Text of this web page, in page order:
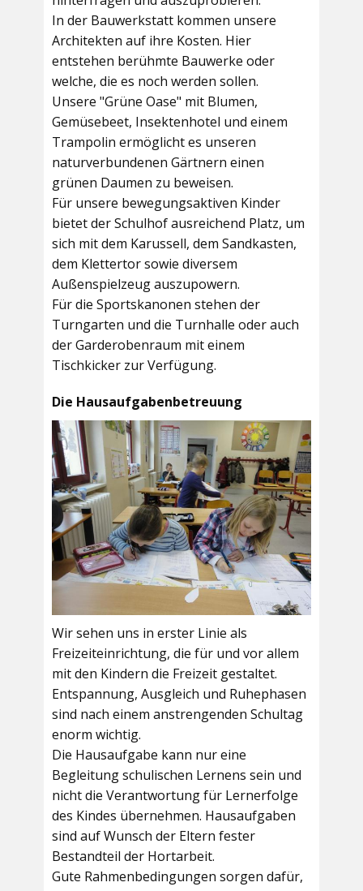
In der Bauwerkstatt kommen unsere
Architekten auf ihre Kosten. Hier
entstehen berühmte Bauwerke oder
welche, die es noch werden sollen.
Unsere "Grüne Oase" mit Blumen,
Gemüsebeet, Insektenhotel und einem
Trampolin ermöglicht es unseren
naturverbundenen Gärtnern einen
grünen Daumen zu beweisen.
Für unsere bewegungsaktiven Kinder
bietet derSchulhofausreichend Platz, um
sich mit dem Karussell, dem Sandkasten,
dem Klettertor sowie diversem
Außenspielzeug auszupowern.
Für die Sportskanonen stehen der
Turngarten und die Turnhalle oder auch
derGarderobenraum mit einem
Tischkicker zur Verfügung.
Die Hausaufgabenbetreuung
Wir sehen uns in erster Linie als
Freizeiteinrichtung, die für und vor allem
mit den Kindern die Freizeit gestaltet.
Entspannung, Ausgleich und Ruhephasen
sind nach einem anstrengenden Schultag
enorm wichtig.
Die Hausaufgabe kann nur eine
Begleitung schulischen Lernens sein und
nicht die Verantwortung für Lernerfolge
des Kindes übernehmen. Hausaufgaben
sind auf Wunsch der Eltern fester
Bestandteil der Hortarbeit.
Gute Rahmenbedingungen sorgen dafür,